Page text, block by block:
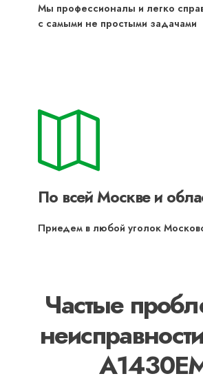
Мы профессионалы и легко
с самыми не простыми задачами
По всей Москве и
Приедем в любой уголок
Частые